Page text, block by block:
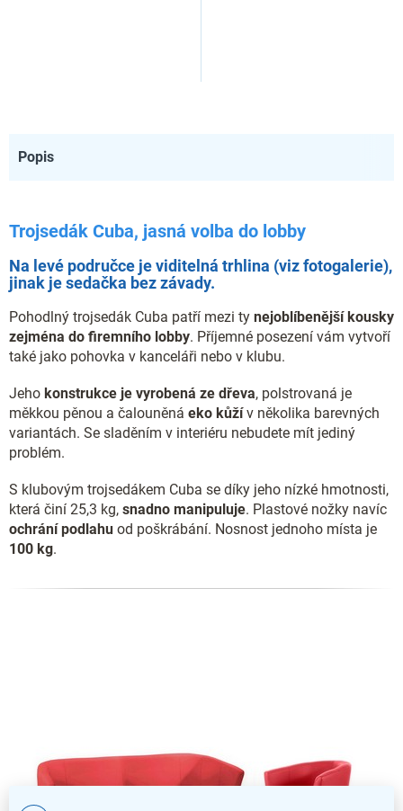
Popis
Trojsedák Cuba, jasná volba do lobby
Na levé područce je viditelná trhlina (viz fotogalerie),
jinak je sedačka bez závady.
Pohodlný trojsedák Cuba patří mezi ty nejoblíbenější kousky
zejména do firemního lobby. Příjemné posezení vám vytvoří
také jako pohovka v kanceláři nebo v klubu.
Jeho konstrukce je vyrobená ze dřeva, polstrovaná je
měkkou pěnou a čalouněná eko kůžív několika barevných
variantách. Se sladěním v interiéru nebudete mít jediný
problém.
S klubovým trojsedákem Cuba se díky jeho nízké hmotnosti,
která činí 25,3 kg, snadno manipuluje. Plastové nožky navíc
ochrání podlahu od poškrábání. Nosnost jednoho místa je
100 kg.